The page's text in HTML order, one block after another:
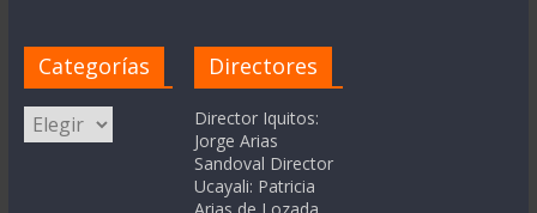
Categorías
Categorías
Directores
Director Iquitos:
Jorge Arias
Sandoval Director
Ucayali: Patricia